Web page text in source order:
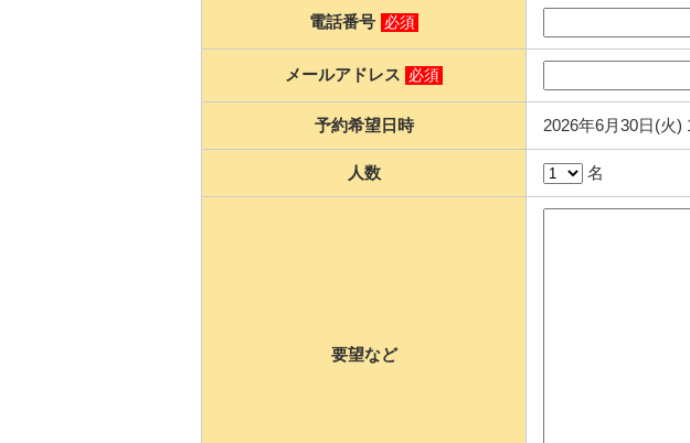
電話番号 必須
メールアドレス 必須
予約希望日時 2026年6月30日(火)
人数 名
要望など